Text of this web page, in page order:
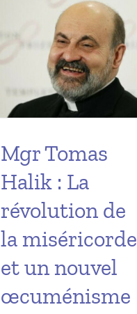
Mgr Tomas
Halik : La
révolution de
la miséricorde
et un nouvel
œcuménisme